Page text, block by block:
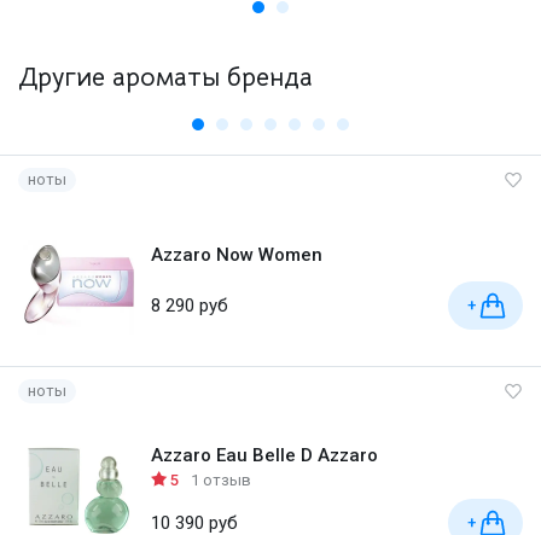
Другие ароматы бренда
ноты
Azzaro Now Women
8 290 руб +
ноты
Azzaro Eau Belle D Azzaro
5 1 отзыв
10 390 руб +